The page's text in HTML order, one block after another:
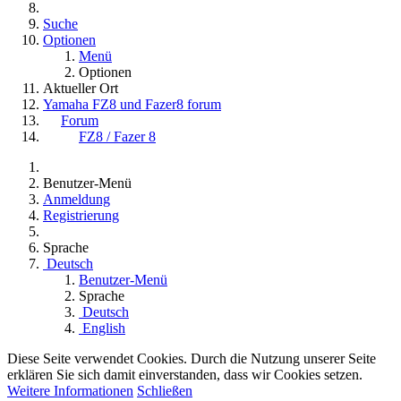
Suche
Optionen
Menü
Optionen
Aktueller Ort
Yamaha FZ8 und Fazer8 forum
Forum
FZ8 / Fazer 8
Benutzer-Menü
Anmeldung
Registrierung
Sprache
Deutsch
Benutzer-Menü
Sprache
Deutsch
English
Diese Seite verwendet Cookies. Durch die Nutzung unserer Seite
erklären Sie sich damit einverstanden, dass wir Cookies setzen.
Weitere Informationen Schließen